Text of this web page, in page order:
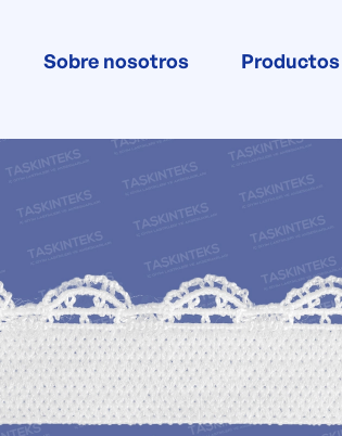
Sobre nosotros Productos